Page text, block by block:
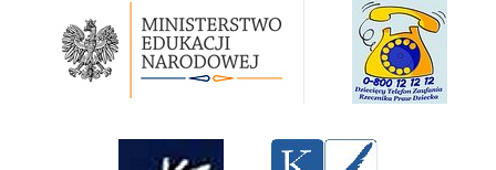
Ministerstwo Edukacji Narodowej Rzecznik Praw Dziecka RP
Okręgowa Komicja Egzaminacyjna w KrakowieKuratorium Oświaty w Krakowie